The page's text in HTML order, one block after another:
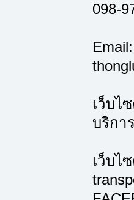
098-
Email:
เว็บไ
บริกา
เว็บไ